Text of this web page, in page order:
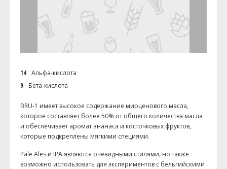
14 Альфа-кислота
9
Бета-кислота
BRU-1 имеет высокое содержание мирценового масла,
которое составляет более 50% от общего количества масла
и обеспечивает аромат ананаса и косточковых фруктов,
которые подкреплены мягкими специями.
Pale Ales и IPA являются очевидными стилями, но также
возможно использовать для экспериментов с бельгийскими